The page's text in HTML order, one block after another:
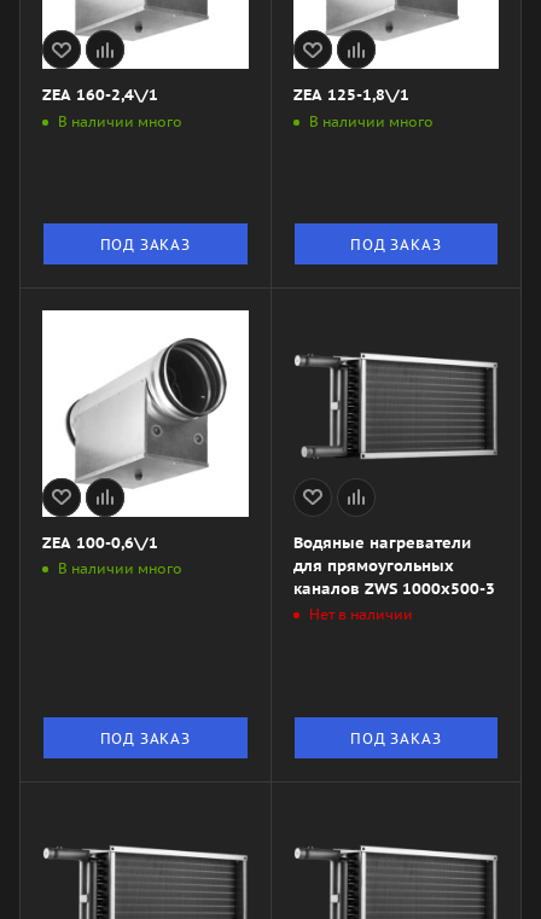
ZEA 160-2,4\/1
В наличии много
ПОД ЗАКАЗ
ZEA 125-1,8\/1
В наличии много
ПОД ЗАКАЗ
ZEA 100-0,6\/1
В наличии много
ПОД ЗАКАЗ
Водяные нагреватели
для прямоугольных
каналов ZWS 1000x500-3
Нет в наличии
ПОД ЗАКАЗ